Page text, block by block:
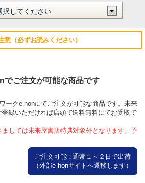
（必ずお読みください）
でご注文が可能な商品です
ークe-honにてご注文が可能な商品です。未来
録いただければ店頭で送料無料にてお受取で
しては未来屋書店特典対象外となります。予
ご注文可能：通常１～２日で出荷
（外部e-honサイトへ遷移します）